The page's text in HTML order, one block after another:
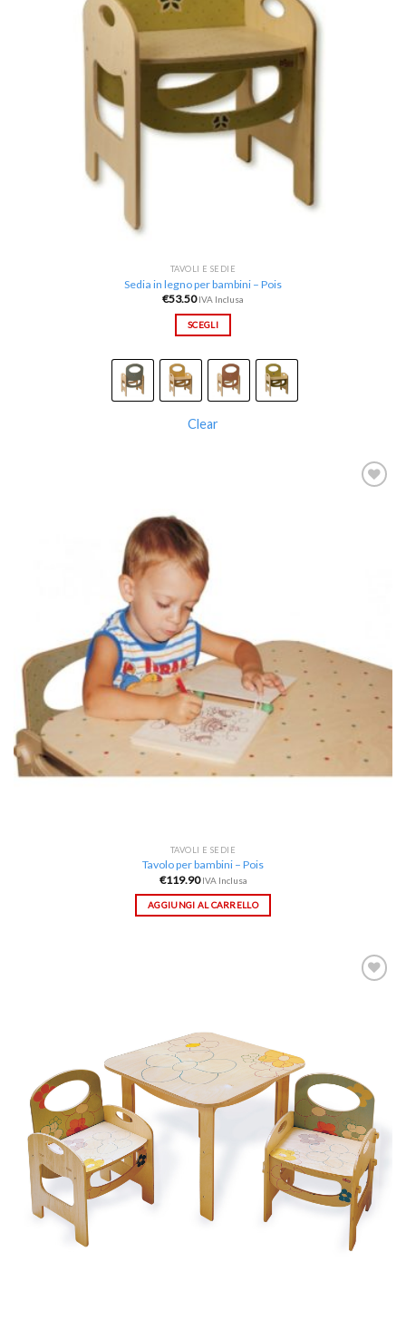
TAVOLI E SEDIE
Sedia in legno per bambini – Pois
€53.50 IVA Inclusa
SCEGLI
Clear
TAVOLI E SEDIE
Tavolo per bambini – Pois
€119.90 IVA Inclusa
AGGIUNGI AL CARRELLO